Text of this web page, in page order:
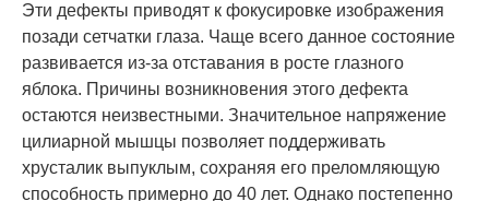
Эти дефекты приводят к фокусировке изображения
позади сетчатки глаза. Чаще всего данное состояние
развивается из-за отставания в росте глазного
яблока. Причины возникновения этого дефекта
остаются неизвестными. Значительное напряжение
цилиарной мышцы позволяет поддерживать
хрусталик выпуклым, сохраняя его преломляющую
способность примерно до 40 лет. Однако постепенно